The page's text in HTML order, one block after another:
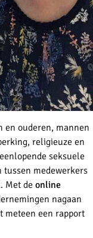
en ouderen, mannen
religieuze en
seksuele
medewerkers
Met de online
nagaan
meteen een rapport